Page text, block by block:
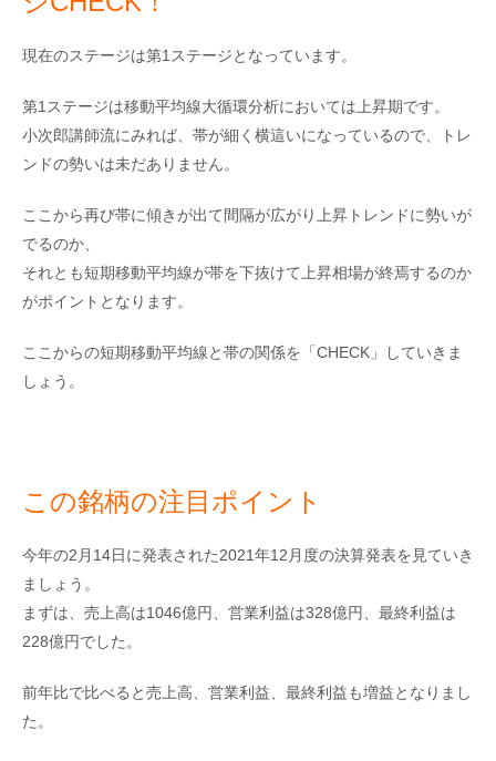
現在のステージは第1ステージとなっています。
第1ステージは移動平均線大循環分析においては上昇期です。
小次郎講師流にみれば、帯が細く横這いになっているので、トレ
ンドの勢いは未だありません。
ここから再び帯に傾きが出て間隔が広がり上昇トレンドに勢いが
でるのか、
それとも短期移動平均線が帯を下抜けて上昇相場が終焉するのか
がポイントとなります。
ここからの短期移動平均線と帯の関係を「CHECK」していきま
しょう。
この銘柄の注目ポイント
今年の2月14日に発表された2021年12月度の決算発表を見ていき
ましょう。
まずは、売上高は1046億円、営業利益は328億円、最終利益は
228億円でした。
前年比で比べると売上高、営業利益、最終利益も増益となりまし
た。